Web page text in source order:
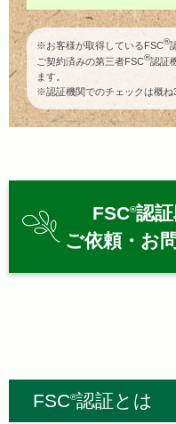
※お客様が取得しているFSC®
ご契約済みの第三者FSC®認証
ます。
※認証機関でのチェックは概ね
FSC®認
ご依頼・お
FSC®認証とは